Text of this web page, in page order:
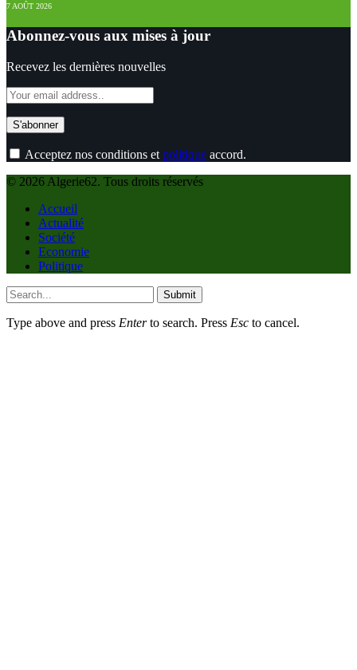
7 AOÛT 2026
Abonnez-vous aux mises à jour
Recevez les dernières nouvelles
Acceptez nos conditions et politique accord.
© 2026 Algerie62. Tous droits réservés
Accueil
Actualité
Société
Economie
Politique
Submit
Type above and press Enterto search. Press Esc to cancel.